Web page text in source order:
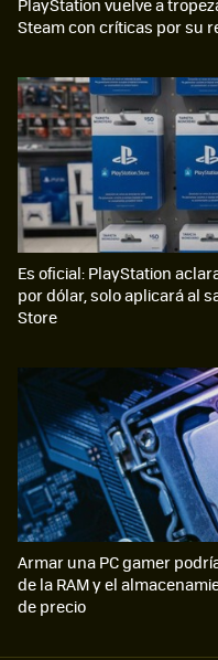
Steam con críticas por su
Es oficial: PlayStation
por dólar, solo aplicará al
Store
Armar una PC gamer
de la RAM y el
de precio